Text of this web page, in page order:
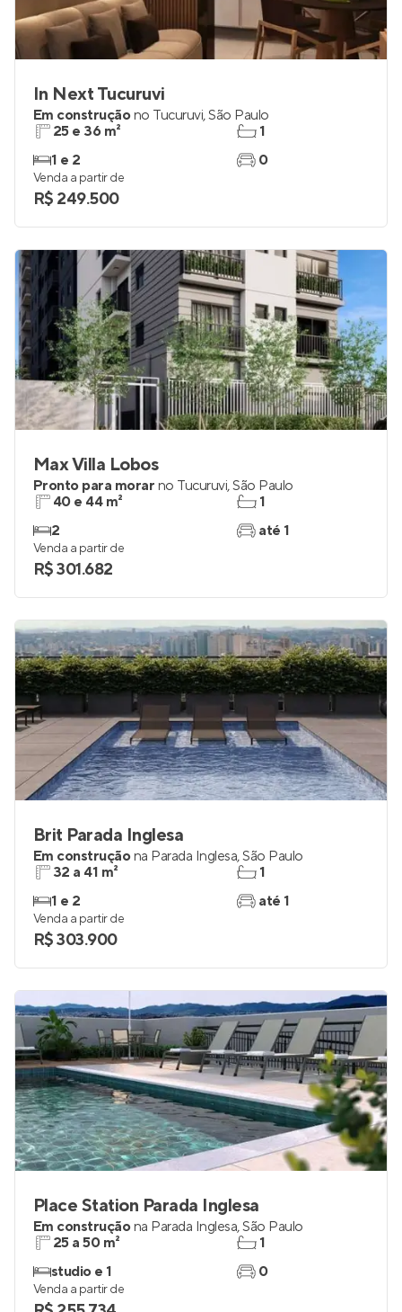
In Next Tucuruvi
Em construçãono Tucuruvi,São Paulo
25 e 36 m²
1 e 2
1
0
Venda a partir de
R$ 249.500
Max Villa Lobos
Pronto para morar no Tucuruvi,São Paulo
40 e 44 m²
2
1
até 1
Venda a partir de
R$ 301.682
Brit Parada Inglesa
Em construçãona Parada Inglesa,São Paulo
32 a 41 m²
1 e 2
1
até 1
Venda a partir de
R$ 303.900
Place Station Parada Inglesa
Em construçãona Parada Inglesa,São Paulo
25 a 50 m²
studio e 1
1
0
Venda a partir de